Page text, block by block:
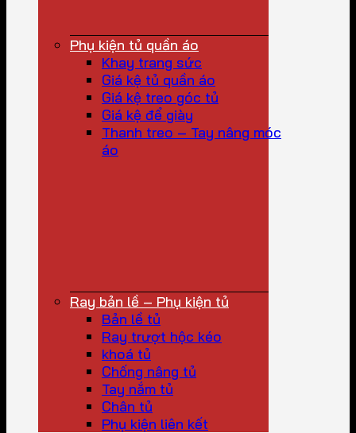
Phụ kiện tủ quần áo
Khay trang sức
Giá kệ tủ quần áo
Giá kệ treo góc tủ
Giá kệ để giày
Thanh treo – Tay nâng móc
áo
Ray bản lề – Phụ kiện tủ
Bản lề tủ
Ray trượt hộc kéo
khoá tủ
Chống nâng tủ
Tay nắm tủ
Chân tủ
Phụ kiện liên kết